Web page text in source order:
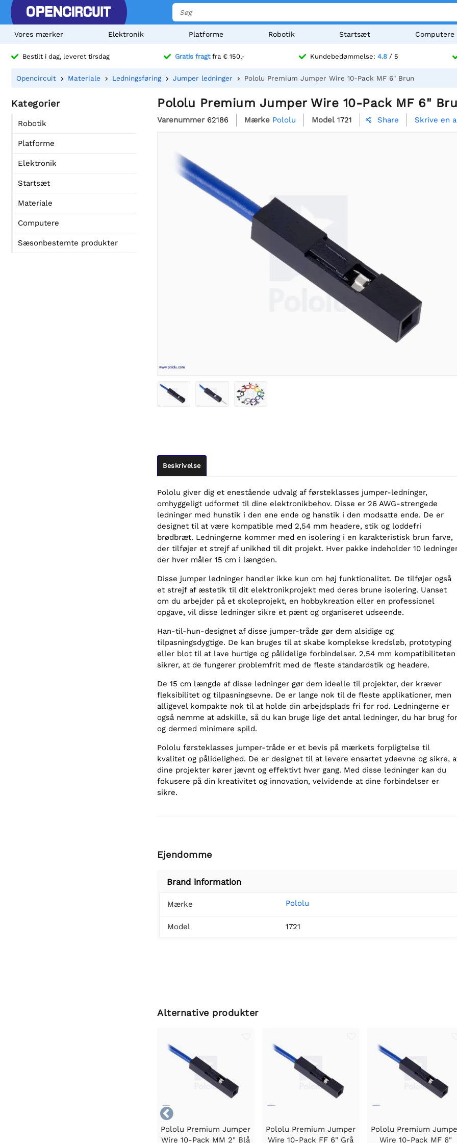
Vores mærker Elektronik Platforme Robotik Startsæt Computere
Bestilt i dag, leveret tirsdag Gratis fragtfra € 150,- Kundebedømmelse: 4.8 / 5
Opencircuit Materiale Ledningsføring Jumper ledninger Pololu Premium Jumper Wire 10-Pack MF 6" Brun
Kategorier
Robotik
Platforme
Elektronik
Startsæt
Materiale
Computere
Sæsonbestemte produkter
Pololu Premium Jumper Wire 10-Pack MF 6"
Varenummer 62186 Mærke Pololu Model 1721  Share Skrive en
Beskrivelse
Pololu giver dig et enestående udvalg af førsteklasses jumper-ledninger,
omhyggeligt udformet til dine elektronikbehov. Disse er 26 AWG-strengede
ledninger med hunstik i den ene ende og hanstik i den modsatte ende. De er
designet til at være kompatible med 2,54 mm headere, stik og loddefri
brødbræt. Ledningerne kommer med en isolering i en karakteristisk brun farve,
der tilføjer et strejf af unikhed til dit projekt. Hver pakke indeholder 10
der hver måler 15 cm i længden.
Disse jumper ledninger handler ikke kun om høj funktionalitet. De tilføjer også
et strejf af æstetik til dit elektronikprojekt med deres brune isolering. Uanset
om du arbejder på et skoleprojekt, en hobbykreation eller en professionel
opgave, vil disse ledninger sikre et pænt og organiseret udseende.
Han-til-hun-designet af disse jumper-tråde gør dem alsidige og
tilpasningsdygtige. De kan bruges til at skabe komplekse kredsløb, prototyping
eller blot til at lave hurtige og pålidelige forbindelser. 2,54 mm kompatibiliteten
sikrer, at de fungerer problemfrit med de fleste standardstik og headere.
De 15 cm længde af disse ledninger gør dem ideelle til projekter, der kræver
fleksibilitet og tilpasningsevne. De er lange nok til de fleste applikationer, men
alligevel kompakte nok til at holde din arbejdsplads fri for rod. Ledningerne er
også nemme at adskille, så du kan bruge lige det antal ledninger, du har brug
og dermed minimere spild.
Pololu førsteklasses jumper-tråde er et bevis på mærkets forpligtelse til
kvalitet og pålidelighed. De er designet til at levere ensartet ydeevne og sikre,
dine projekter kører jævnt og effektivt hver gang. Med disse ledninger kan du
fokusere på din kreativitet og innovation, velvidende at dine forbindelser er
sikre.
Ejendomme
Brand information
Mærke Pololu
Model 1721
Alternative produkter

Pololu Premium Jumper
Wire 10-Pack MM 2" Blå
Pololu Premium Jumper
Wire 10-Pack FF 6" Grå
Pololu Premium
Wire 10-Pack MF 6"